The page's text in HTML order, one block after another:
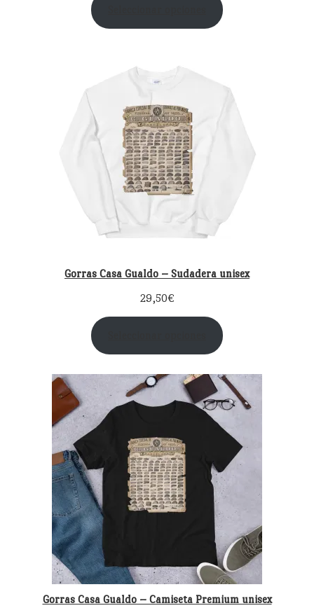
Gorras Casa Gualdo – Sudadera unisex
29,50€
Gorras Casa Gualdo – Camiseta Premium unisex